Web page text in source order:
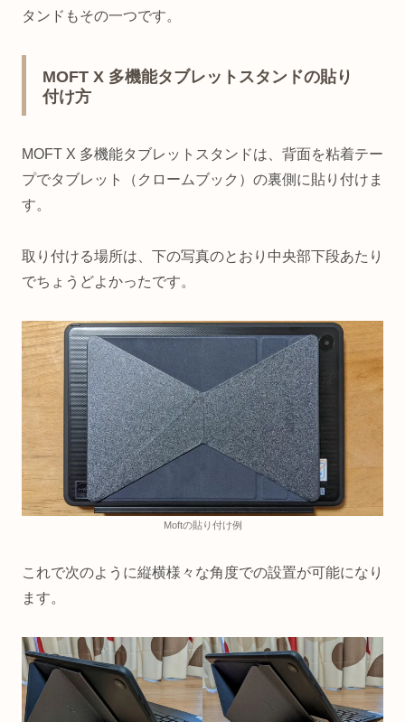
タンドもその一つです。
MOFT X 多機能タブレットスタンドの貼り
付け方
MOFT X 多機能タブレットスタンドは、背面を粘着テー
プでタブレット（クロームブック）の裏側に貼り付けま
す。
取り付ける場所は、下の写真のとおり中央部下段あたり
でちょうどよかったです。
Moftの貼り付け例
これで次のように縦横様々な角度での設置が可能になり
ます。